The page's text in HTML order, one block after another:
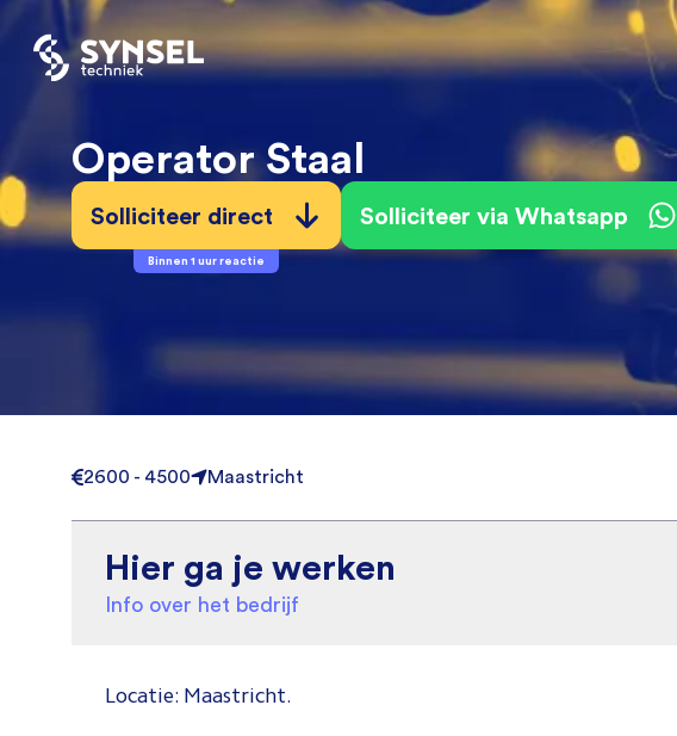
Operator Staal
Solliciteer direct
Binnen 1 uur reactie
Solliciteer via Whatsapp
2600 - 4500 Maastricht
Hier ga je werken
Info over het bedrijf
Locatie: Maastricht.